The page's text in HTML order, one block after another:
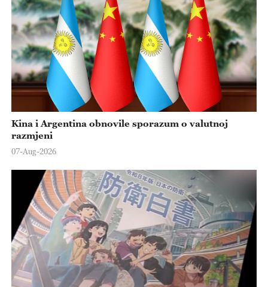
Kina i Argentina obnovile sporazum o valutnoj
razmjeni
07-Aug-2026